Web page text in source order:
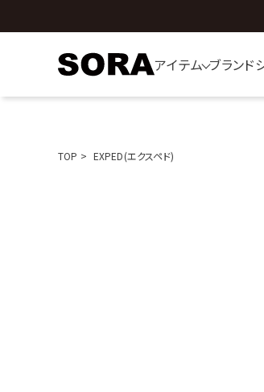
アイテム ブランド
TOP EXPED(エクスペド)